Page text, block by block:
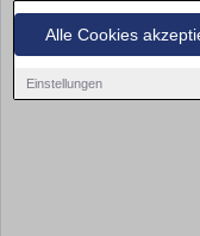
Alle Cookies
Einstellungen